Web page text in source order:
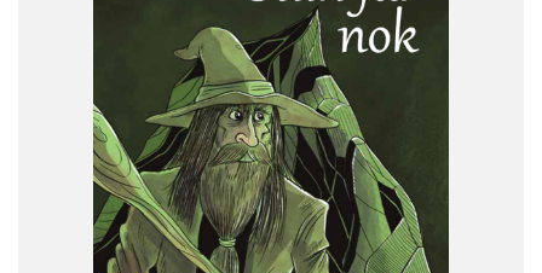
9788723548689